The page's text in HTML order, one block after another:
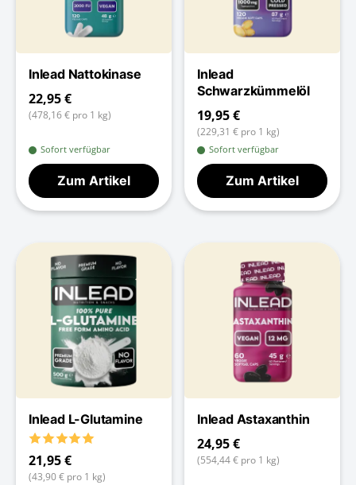
Inlead Nattokinase
22,95 €
(478,16 € pro 1 kg)
Sofort verfügbar
Zum Artikel
Inlead
Schwarzkümmelöl
19,95 €
(229,31 € pro 1 kg)
Sofort verfügbar
Zum Artikel
Inlead L-Glutamine
21,95 €
(43,90 € pro 1 kg)
Inlead Astaxanthin
24,95 €
(554,44 € pro 1 kg)